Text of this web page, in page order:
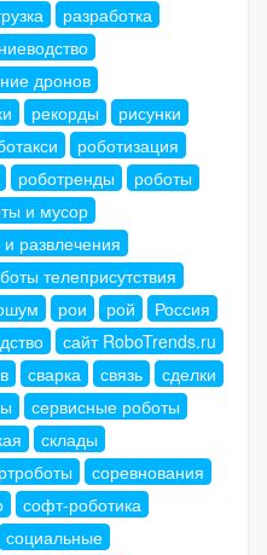
разработка
дронов
рекорды
рисунки
роботизация
роботренды
роботы
и мусор
развлечения
телеприсутствия
рои рой
Россия
сайт RoboTrends.ru
сварка связь
сделки
сервисные роботы
склады
соревнования
софт-роботика
социальные